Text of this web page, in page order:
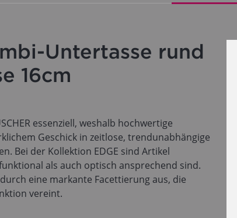
Untertasse rund
16cm
essenziell, weshalb hochwertige
Geschick in zeitlose, trendunabhängige
Bei der Kollektion EDGE sind Artikel
als auch optisch ansprechend sind.
eine markante Facettierung aus, die
vereint.